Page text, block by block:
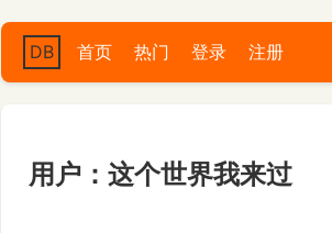
DB 首页 热门 登录 注册
用户：这个世界我来过